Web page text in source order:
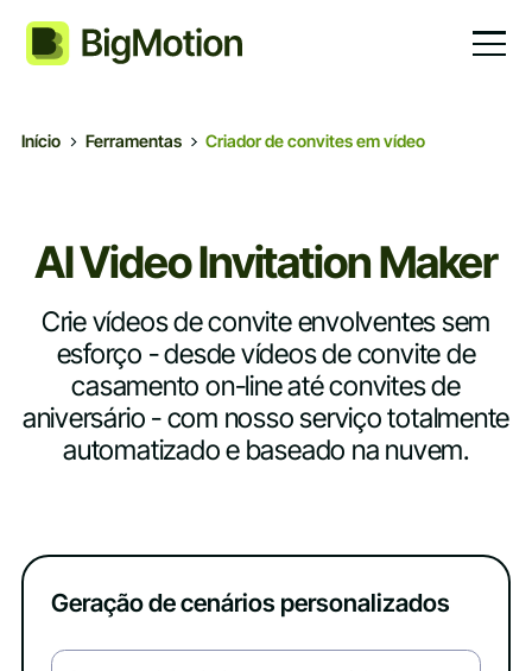
Início Ferramentas Criador de convites em vídeo
AI Video Invitation Maker
Crie vídeos de convite envolventes sem
esforço - desde vídeos de convite de
casamento on-line até convites de
aniversário - com nosso serviço totalmente
automatizado e baseado na nuvem.
Geração de cenários personalizados